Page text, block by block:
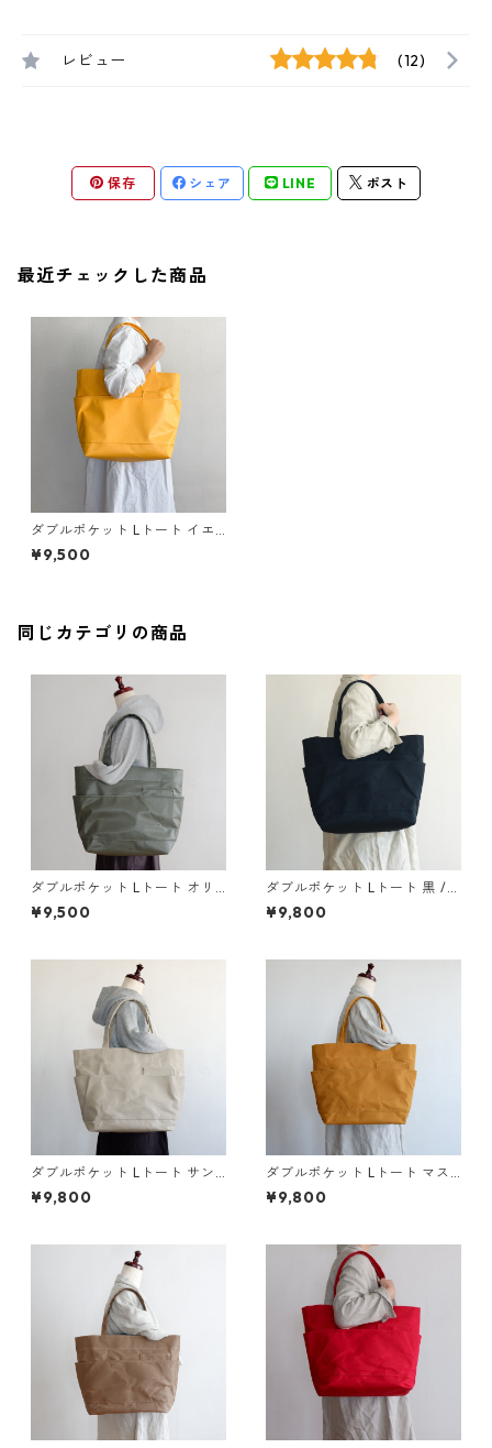
レビュー (12)
保存 シェア LINE ポスト
最近チェックした商品
ダブルポケット Lトート イエ
ロー / ポリエステル帆布
¥9,500
同じカテゴリの商品
ダブルポケット Lトート オリ
ーブドラブ / ポリエステル帆
布
¥9,500
ダブルポケット Lトート 黒 / 9
号帆布
¥9,800
ダブルポケット Lトート サン
ドベージュ / 9号帆布
¥9,800
ダブルポケット Lトート マス
タード / 9号帆布
¥9,800